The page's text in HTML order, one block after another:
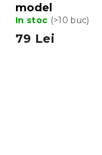
model
In stoc (>10 buc)
79 Lei